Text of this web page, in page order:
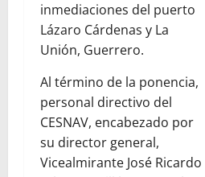
inmediaciones del puerto
Lázaro Cárdenas y La
Unión, Guerrero.
Al término de la ponencia,
personal directivo del
CESNAV, encabezado por
su director general,
Vicealmirante José Ricardo